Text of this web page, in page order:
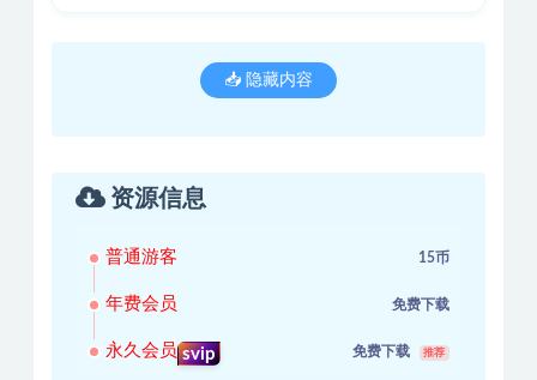
📥 隐藏内容
资源信息
普通游客 15币
年费会员 免费下载
永久会员 svip 免费下载 推荐